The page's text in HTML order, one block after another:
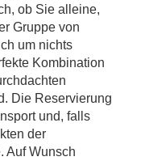
ob Sie alleine,
Gruppe von
um nichts
Kombination
Die Reservierung
und, falls
der
Auf Wunsch